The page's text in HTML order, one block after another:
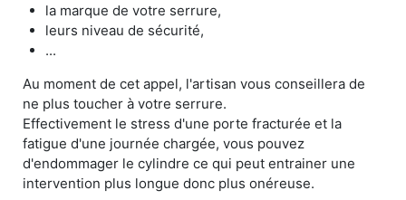
la marque de votre serrure,
leurs niveau de sécurité,
...
Au moment de cet appel, l'artisan vous conseillera de
ne plus toucher à votre serrure.
Effectivement le stress d'une porte fracturée et la
fatigue d'une journée chargée, vous pouvez
d'endommager le cylindre ce qui peut entrainer une
intervention plus longue donc plus onéreuse.